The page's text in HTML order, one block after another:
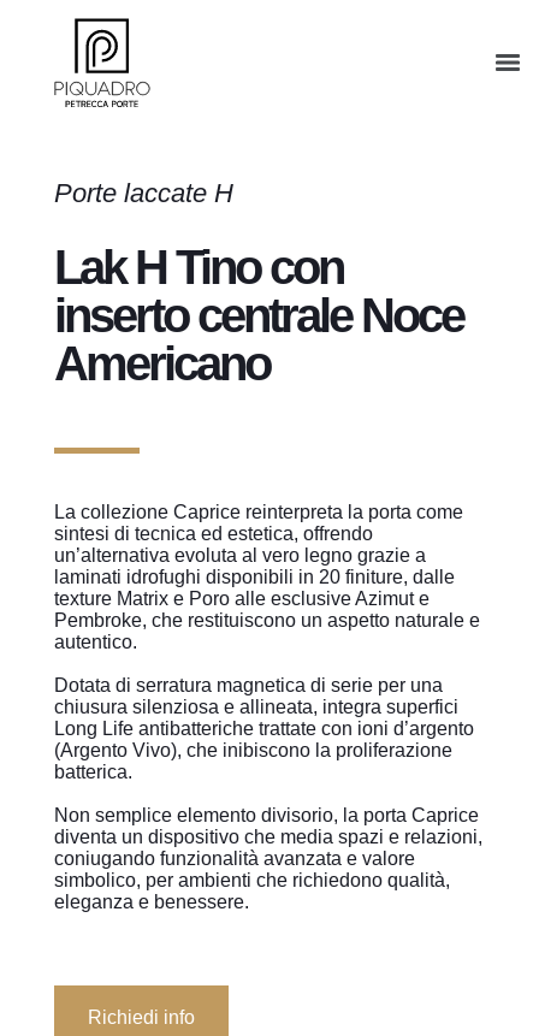
Porte laccate H
Lak H Tino con
inserto centrale Noce
Americano
La collezione Caprice reinterpreta la porta come
sintesi di tecnica ed estetica, offrendo
un’alternativa evoluta al vero legno grazie a
laminati idrofughi disponibili in 20 finiture, dalle
texture Matrix e Poro alle esclusive Azimut e
Pembroke, che restituiscono un aspetto naturale e
autentico.
Dotata di serratura magnetica di serie per una
chiusura silenziosa e allineata, integra superfici
Long Life antibatteriche trattate con ioni d’argento
(Argento Vivo), che inibiscono la proliferazione
batterica.
Non semplice elemento divisorio, la porta Caprice
diventa un dispositivo che media spazi e relazioni,
coniugando funzionalità avanzata e valore
simbolico, per ambienti che richiedono qualità,
eleganza e benessere.
Richiedi info